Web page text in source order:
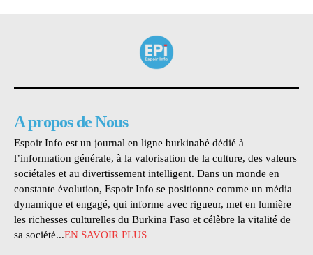
A propos de Nous
Espoir Info est un journal en ligne burkinabè dédié à
l’information générale, à la valorisation de la culture, des valeurs
sociétales et au divertissement intelligent. Dans un monde en
constante évolution, Espoir Info se positionne comme un média
dynamique et engagé, qui informe avec rigueur, met en lumière
les richesses culturelles du Burkina Faso et célèbre la vitalité de
sa société...EN SAVOIR PLUS